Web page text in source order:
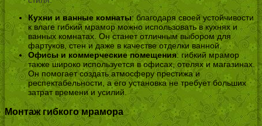
Кухни и ванные комнаты: благодаря своей устойчивости
к влаге гибкий мрамор можно использовать в кухнях и
ванных комнатах. Он станет отличным выбором для
фартуков, стен и даже в качестве отделки ванной.
Офисы и коммерческие помещения: гибкий мрамор
также широко используется в офисах, отелях и магазинах.
Он помогает создать атмосферу престижа и
респектабельности, а его установка не требует больших
затрат времени и усилий.
Монтаж гибкого мрамора